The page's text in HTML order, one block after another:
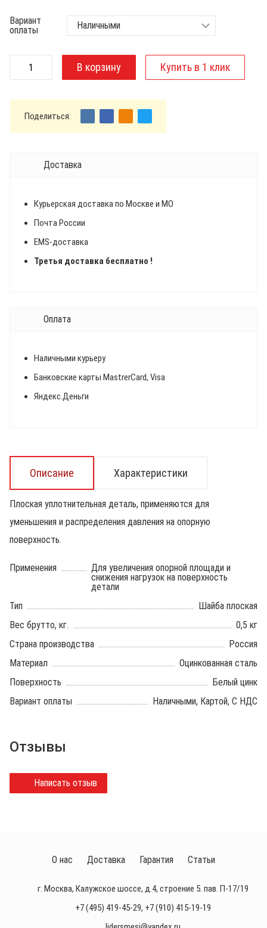
у
Вариант
оплаты
Поделиться:
Доставка
Курьерская доставка по Москве и МО
Почта России
EMS-доставка
Третья доставка бесплатно !
Оплата
Наличными курьеру
Банковские карты MastrerCard, Visa
Яндекс.Деньги
Описание Характеристики
Плоская уплотнительная деталь, применяются для
уменьшения и распределения давления на опорную
поверхность.
Применения
Для увеличения опорной площади и
снижения нагрузок на поверхность
детали
Тип
Шайба плоская
Вес брутто, кг.
0,5 кг
Страна производства
Россия
Материал
Оцинкованная сталь
Поверхность
Белый цинк
Вариант оплаты
Наличными, Картой, С НДС
Отзывы
Написать отзыв
г. Москва, Калужское шоссе, д.4, строение 5. пав. П-17/19
+7 (495) 419-45-29, +7 (910) 415-19-19
О нас Доставка Гарантия Статьи